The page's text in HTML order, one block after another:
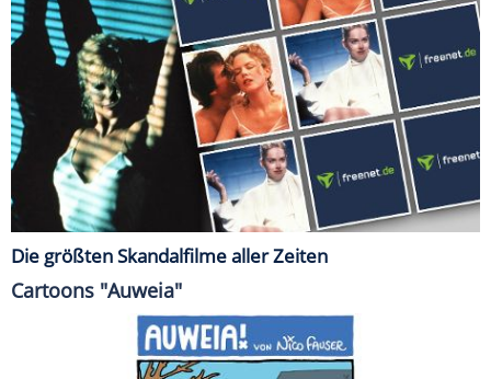
Die größten Skandalfilme aller Zeiten
Cartoons "Auweia"